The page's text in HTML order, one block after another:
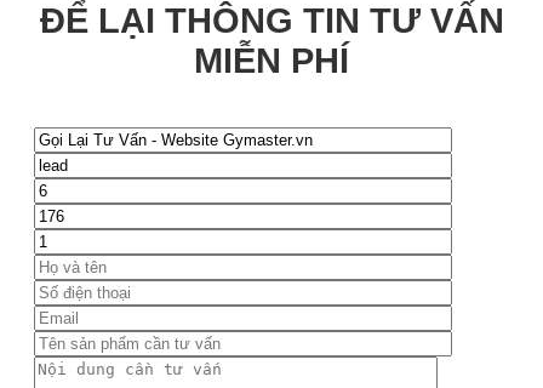
ĐỂ LẠI THÔNG TIN TƯ VẤN
MIỄN PHÍ